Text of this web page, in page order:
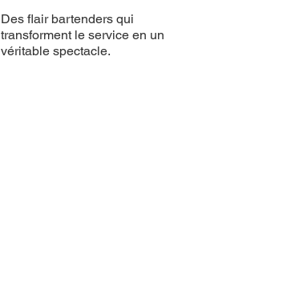
Des flair bartenders qui
transforment le service en un
véritable spectacle.